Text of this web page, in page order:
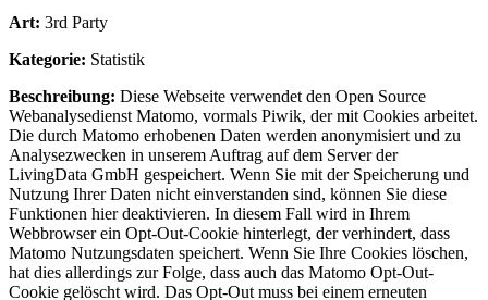
Art: 3rd Party
Kategorie: Statistik
Beschreibung: Diese Webseite verwendet den Open Source
Webanalysedienst Matomo, vormals Piwik, der mit Cookies arbeitet.
Die durch Matomo erhobenen Daten werden anonymisiert und zu
Analysezwecken in unserem Auftrag auf dem Server der
LivingData GmbH gespeichert. Wenn Sie mit der Speicherung und
Nutzung Ihrer Daten nicht einverstanden sind, können Sie diese
Funktionen hier deaktivieren. In diesem Fall wird in Ihrem
Webbrowser ein Opt-Out-Cookie hinterlegt, der verhindert, dass
Matomo Nutzungsdaten speichert. Wenn Sie Ihre Cookies löschen,
hat dies allerdings zur Folge, dass auch das Matomo Opt-Out-
Cookie gelöscht wird. Das Opt-Out muss bei einem erneuten